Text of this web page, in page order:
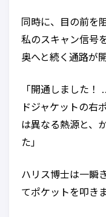
同時に、目の前を
私のスキャン信号
奥へと続く通路が
「開通しました
ドジャケットの右
は異なる熱源と、
た」
ハリス博士は一瞬
てポケットを叩き